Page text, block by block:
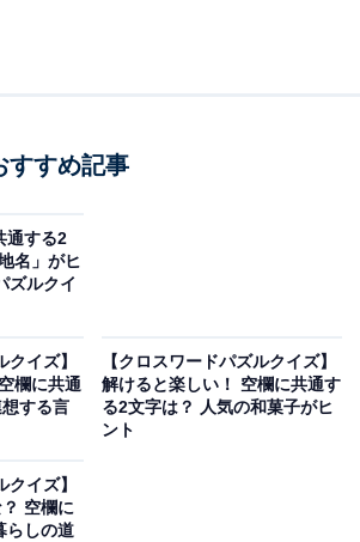
すすめ記事
通する2
名」がヒ
ズルクイ
クイズ】
欄に共通
する言
【クロスワードパズルクイズ】
解けると楽しい！ 空欄に共通す
る2文字は？ 人気の和菓子がヒ
ント
クイズ】
空欄に
らしの道